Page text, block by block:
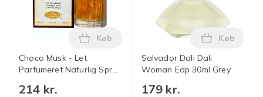
Choco Musk - Let
Parfumeret Naturlig Spray
214 kr.
Læg Choco Musk - Let Parfumeret
Køb
Salvador Dali Dali
Woman Edp 30ml Grey
179 kr.
Læg
Køb